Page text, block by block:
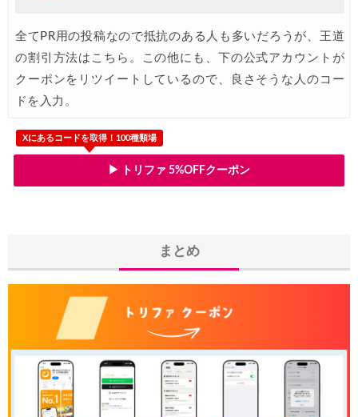
06/30 楽天トラベル) 海外ツアー 最大30,000円OFFクーポン
06/29 Trip.com) 海外航空券(香港) 最大5,000円OFFクーポン
06/29 Trip.com) 韓国旅 最大50%OFFセール
06/26 HIS) 海外航空券 2,000円OFFクーポン
Trip.com) 海外航空券(アジア) 6,900円~
06/23 Trip.com) 航空券＋ホテル 最大5,000円OFFクーポン
Trip.com) 海外航空券 最大2,500円OFFクーポン
Trip.com) タイ旅 最大50%OFFセール
06/20 楽天トラベル) 海外ツアー 最大30,000円OFFクーポン
06/19 HIS) 海外旅行タイムセール(関西発)
全てPR用の投稿なので抵抗のある人も多いだろうが、王道
の割引方法はこちら。この他にも、下の公式アカウントが
クーポンをリツイートしているので、良さそうな人のコー
ドを入力。
Xにあるコードを取得！100種類場
▶ トリファ 5%OFFクーポン
まとめ